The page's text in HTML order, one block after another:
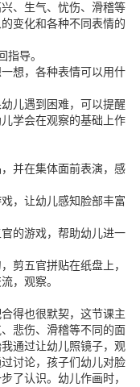
、生气、忧伤、滑稽等
变化和各种不同表情的
导。
想，各种表情可以用什
儿遇到困难，可以提醒
学会在观察的基础上作
并在集体面前表演，感
，让幼儿感知脸部丰富
的游戏，帮助幼儿进一
五官拼贴在纸盘上，
，观察。
得也很默契，这节课主
悲伤、滑稽等不同的面
通过让幼儿照镜子，观
讨论，孩子们幼儿对脸
了认识。幼儿作画时，